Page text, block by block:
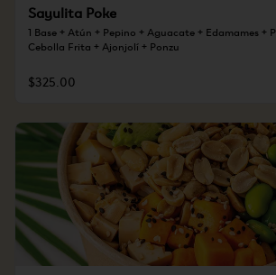
Sayulita Poke
1 Base + Atún + Pepino + Aguacate + Edamames +
Cebolla Frita + Ajonjolí + Ponzu
$325.00